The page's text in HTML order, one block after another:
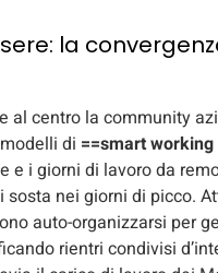
la
al centro la community
di ==smart working
e i giorni di lavoro da
nei giorni di picco.
auto-organizzarsi per
rientri condivisi